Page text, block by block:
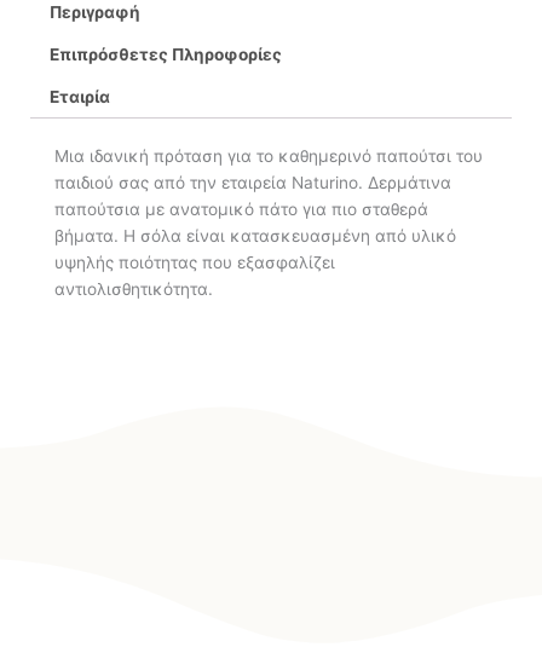
Περιγραφή
Επιπρόσθετες Πληροφορίες
Εταιρία
Μια ιδανική πρόταση για το καθημερινό παπούτσι του
παιδιού σας από την εταιρεία Naturino. Δερμάτινα
παπούτσια με ανατομικό πάτο για πιο σταθερά
βήματα. Η σόλα είναι κατασκευασμένη από υλικό
υψηλής ποιότητας που εξασφαλίζει
αντιολισθητικότητα.